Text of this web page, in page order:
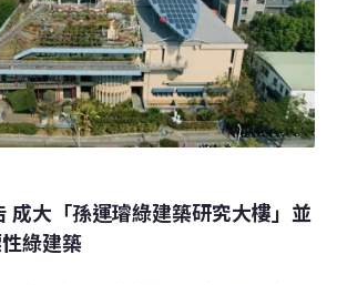
成大「孫運璿綠建築研究大樓」並
綠建築